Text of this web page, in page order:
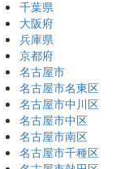
千葉県
大阪府
兵庫県
京都府
名古屋市
名古屋市名東区
名古屋市中川区
名古屋市中区
名古屋市南区
名古屋市千種区